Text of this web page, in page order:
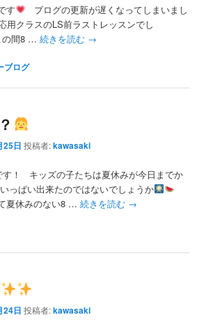
す
ブログの更新が遅くなってしまいまし
用クラスのLS前ラストレッスンでし
の間8 …続きを読む →
ブログ
25日 投稿者:kawasaki
す！ キッズの子たちは夏休みが今日までか
っぱい出来たのではないでしょうか
夏休みのない8 …続きを読む →
24日 投稿者:kawasaki